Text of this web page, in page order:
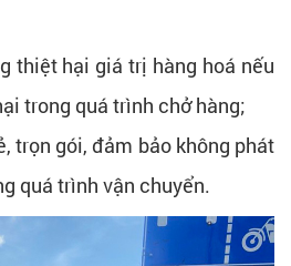
thiệt hại giá trị hàng hoá nếu
trong quá trình chở hàng;
trọn gói, đảm bảo không phát
quá trình vận chuyển.